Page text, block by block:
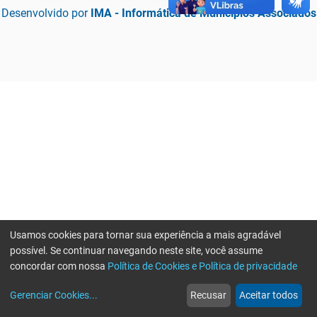
Desenvolvido por IMA - Informática de Municípios Associados
web
Notícias
more_horiz
Mais
Usamos cookies para tornar sua experiência a mais agradável
possível. Se continuar navegando neste site, você assume
concordar com nossa Política de Cookies e Política de privacidade
Gerenciar Cookies... Recusar Aceitar todos
Erro ao enviar informações, por favor tente novamente